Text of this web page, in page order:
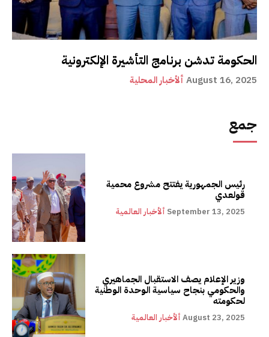
الحكومة تدشن برنامج التأشيرة الإلكترونية
ألأخبار المحلية August 16, 2025
جمع
رئيس الجمهورية يفتتح مشروع محمية
قولعدي
ألأخبار العالمية September 13, 2025
وزير الإعلام يصف الاستقبال الجماهيري
والحكومي بنجاح سياسية الوحدة الوطنية
لحكومته
ألأخبار العالمية August 23, 2025